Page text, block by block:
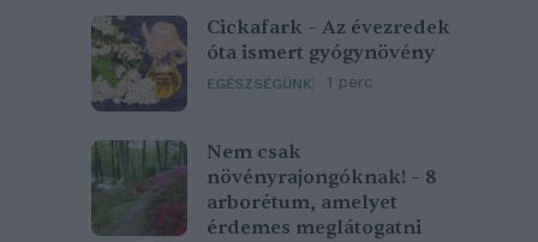
Cickafark – Az évezredek
óta ismert gyógynövény
EGÉSZSÉGÜNK 1 perc
Nem csak
növényrajongóknak! – 8
arborétum, amelyet
érdemes meglátogatni